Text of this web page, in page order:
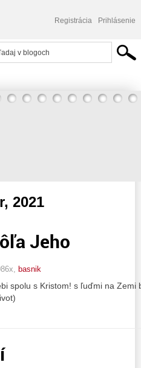
Registrácia Prihlásenie
2021
Jeho
basnik
spolu s Kristom! s ľuďmi na